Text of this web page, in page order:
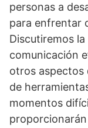
personas a
para enfrentar
Discutiremos
comunicación
otros aspectos
de
momentos